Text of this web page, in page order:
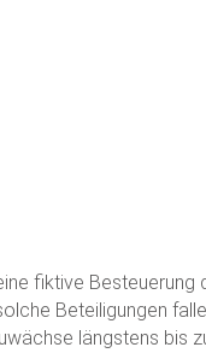
fiktive Besteuerung
Beteiligungen
längstens bis